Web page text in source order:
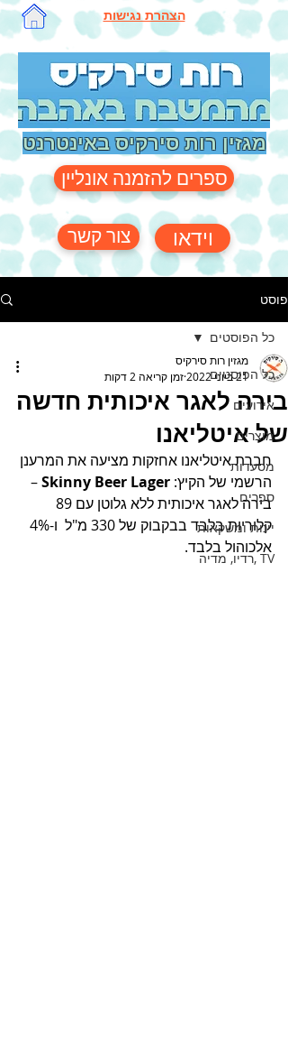
הצהרת נגישות
מגזין רות סירקיס באינטרנט
ספרים להזמנה אונליין
צור קשר וידאו
פוסט
כל הפוסטים
אירועים
מוצרים
מסעדות
ספרים
יינות ומשקאות
TV ,רדיו, מדיה
כל הפוסטים
בירה לאגר איכותית חדשה
של איטליאנו
מגזין רות סירקיס
21 ביוני 2022
זמן קריאה 2 דקות
חברת איטליאנו אחזקות מציעה את המרענן
הרשמי של הקיץ: Skinny Beer Lager
–
אלכוהול בלבד.